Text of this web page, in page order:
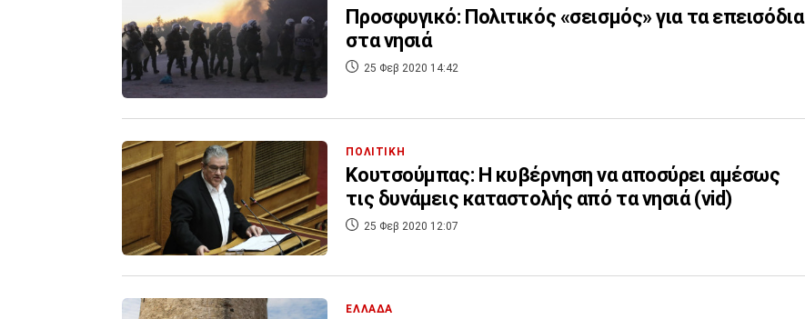
Προσφυγικό: Πολιτικός «σεισμός» για τα επεισόδια
στα νησιά
25 Φεβ 2020 14:42
ΠΟΛΙΤΙΚΗ
Κουτσούμπας: Η κυβέρνηση να αποσύρει αμέσως
τις δυνάμεις καταστολής από τα νησιά (vid)
25 Φεβ 2020 12:07
ΕΛΛΑΔΑ